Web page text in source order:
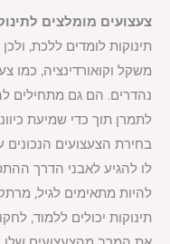
צעצועים מומלצים לתינוקות בני 9-
תינוקות לומדים ללכת,
משקל וקואורדינציה, כמו
נהדרים. הם גם מתחילים
לתמרן תוך כדי שמיעת
בחירת הצעצועים
לו להגיע לאבני הדרך
להיות מתאימים לגיל,
תינוקות יכולים ללמוד,